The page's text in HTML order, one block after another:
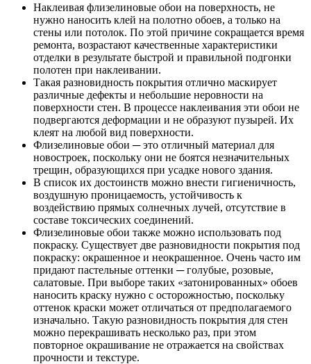
Наклеивая флизелиновые обои на поверхность, не
нужно наносить клей на полотно обоев, а только на
стены или потолок. По этой причине сокращается время
ремонта, возрастают качественные характеристики
отделки в результате быстрой и правильной подгонки
полотен при наклеивании.
Такая разновидность покрытия отлично маскирует
различные дефекты и небольшие неровности на
поверхности стен. В процессе наклеивания эти обои не
подвергаются деформации и не образуют пузырей. Их
клеят на любой вид поверхности.
Флизелиновые обои ─ это отличный материал для
новостроек, поскольку они не боятся незначительных
трещин, образующихся при усадке нового здания.
В список их достоинств можно внести гигиеничность,
воздушную проницаемость, устойчивость к
воздействию прямых солнечных лучей, отсутствие в
составе токсических соединений.
Флизелиновые обои также можно использовать под
покраску. Существует две разновидности покрытия под
покраску: окрашенное и неокрашенное. Очень часто им
придают пастельные оттенки ─ голубые, розовые,
салатовые. При выборе таких «затонированных» обоев
наносить краску нужно с осторожностью, поскольку
оттенок краски может отличаться от предполагаемого
изначально. Такую разновидность покрытия для стен
можно перекрашивать несколько раз, при этом
повторное окрашивание не отражается на свойствах
прочности и текстуре.